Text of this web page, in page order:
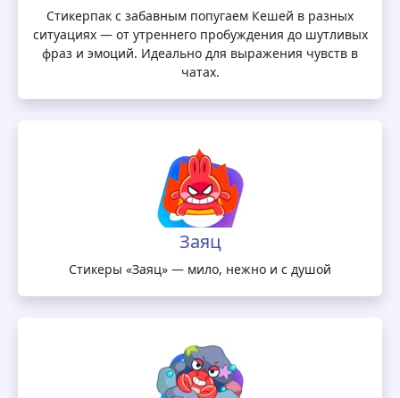
Стикерпак с забавным попугаем Кешей в разных
ситуациях — от утреннего пробуждения до шутливых
фраз и эмоций. Идеально для выражения чувств в
чатах.
Заяц
Стикеры «Заяц» — мило, нежно и с душой